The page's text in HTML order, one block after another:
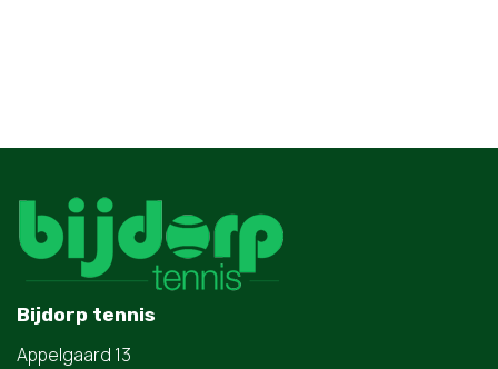
Bijdorp tennis
Appelgaard 13